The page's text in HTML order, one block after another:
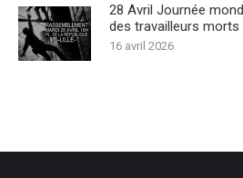
28 Avril Journée
des travailleurs morts
16 avril 2026